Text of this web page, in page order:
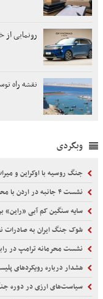
رونمایی
نقشه راه
وبگردی
جنگ روسیه با اوکراین و
نشست ۴ جانبه در اردن با محوریت ایران و آمریکا
سایه سنگین کم آبی «راین»
شوک جنگ ایران به صادرات
نشست محرمانه ترامپ در
هشدار درباره رویکردهای
سیاست‌های ارزی در دوره